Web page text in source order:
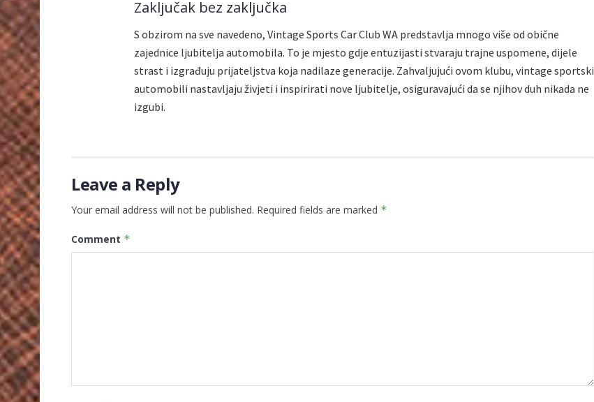
Zaključak bez zaključka
S obzirom na sve navedeno, Vintage Sports Car Club WA predstavlja mnogo više od obične
zajednice ljubitelja automobila. To je mjesto gdje entuzijasti stvaraju trajne uspomene, dijele
strast i izgrađuju prijateljstva koja nadilaze generacije. Zahvaljujući ovom klubu, vintage sportski
automobili nastavljaju živjeti i inspirirati nove ljubitelje, osiguravajući da se njihov duh nikada ne
izgubi.
Leave a Reply
Your email address will not be published. Required fields are marked *
Comment *